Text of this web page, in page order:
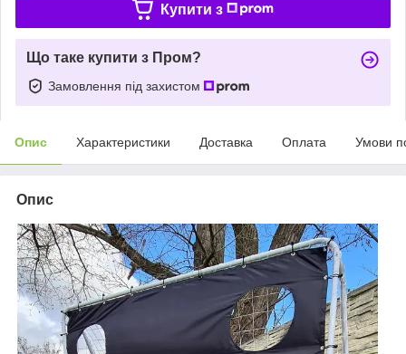
Купити з
Що таке купити з Пром?
Замовлення під захистом
Опис Характеристики Доставка Оплата Умови
Опис